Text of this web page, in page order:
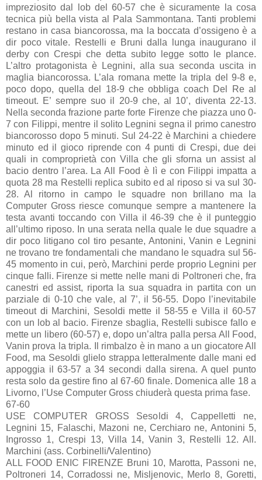
impreziosito dal lob del 60-57 che è sicuramente la cosa
tecnica più bella vista al Pala Sammontana. Tanti problemi
restano in casa biancorossa, ma la boccata d’ossigeno è a
dir poco vitale. Restelli e Bruni dalla lunga inaugurano il
derby con Crespi che detta subito legge sotto le plance.
L’altro protagonista è Legnini, alla sua seconda uscita in
maglia biancorossa. L’ala romana mette la tripla del 9-8 e,
poco dopo, quella del 18-9 che obbliga coach Del Re al
timeout. E’ sempre suo il 20-9 che, al 10’, diventa 22-13.
Nella seconda frazione parte forte Firenze che piazza uno 0-
7 con Filippi, mentre il solito Legnini segna il primo canestro
biancorosso dopo 5 minuti. Sul 24-22 è Marchini a chiedere
minuto ed il gioco riprende con 4 punti di Crespi, due dei
quali in comproprietà con Villa che gli sforna un assist al
bacio dentro l’area. La All Food è lì e con Filippi impatta a
quota 28 ma Restelli replica subito ed al riposo si va sul 30-
28. Al ritorno in campo le squadre non brillano ma la
Computer Gross riesce comunque sempre a mantenere la
testa avanti toccando con Villa il 46-39 che è il punteggio
all’ultimo riposo. In una serata nella quale le due squadre a
dir poco litigano col tiro pesante, Antonini, Vanin e Legnini
ne trovano tre fondamentali che mandano le squadra sul 56-
45 momento in cui, però, Marchini perde proprio Legnini per
cinque falli. Firenze si mette nelle mani di Poltroneri che, fra
canestri ed assist, riporta la sua squadra in partita con un
parziale di 0-10 che vale, al 7’, il 56-55. Dopo l’inevitabile
timeout di Marchini, Sesoldi mette il 58-55 e Villa il 60-57
con un lob al bacio. Firenze sbaglia, Restelli subisce fallo e
mette un libero (60-57) e, dopo un’altra palla persa All Food,
Vanin prova la tripla. Il rimbalzo è in mano a un giocatore All
Food, ma Sesoldi glielo strappa letteralmente dalle mani ed
appoggia il 63-57 a 34 secondi dalla sirena. A quel punto
resta solo da gestire fino al 67-60 finale. Domenica alle 18 a
Livorno, l’Use Computer Gross chiuderà questa prima fase.
67-60
USE COMPUTER GROSS Sesoldi 4, Cappelletti ne,
Legnini 15, Falaschi, Mazoni ne, Cerchiaro ne, Antonini 5,
Ingrosso 1, Crespi 13, Villa 14, Vanin 3, Restelli 12. All.
Marchini (ass. Corbinelli/Valentino)
ALL FOOD ENIC FIRENZE Bruni 10, Marotta, Passoni ne,
Poltroneri 14, Corradossi ne, Misljenovic, Merlo 8, Goretti,